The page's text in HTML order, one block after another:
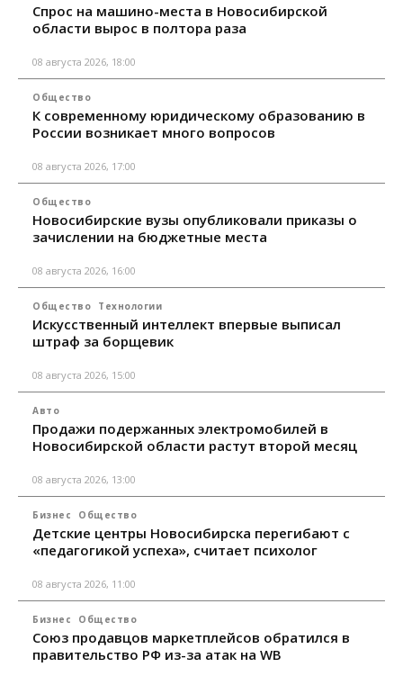
Спрос на машино-места в Новосибирской
области вырос в полтора раза
08 августа 2026, 18:00
Общество
К современному юридическому образованию в
России возникает много вопросов
08 августа 2026, 17:00
Общество
Новосибирские вузы опубликовали приказы о
зачислении на бюджетные места
08 августа 2026, 16:00
Общество Технологии
Искусственный интеллект впервые выписал
штраф за борщевик
08 августа 2026, 15:00
Авто
Продажи подержанных электромобилей в
Новосибирской области растут второй месяц
08 августа 2026, 13:00
Бизнес Общество
Детские центры Новосибирска перегибают с
«педагогикой успеха», считает психолог
08 августа 2026, 11:00
Бизнес Общество
Союз продавцов маркетплейсов обратился в
правительство РФ из-за атак на WB